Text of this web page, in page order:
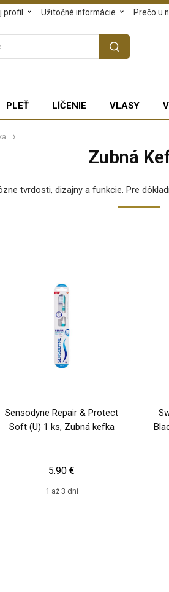
profil Užitočné informácie Prečo u
PLEŤ LÍČENIE VLASY
Zubná
tvrdosti, dizajny a funkcie. Pre
Sensodyne Repair & Protect
Soft (U) 1 ks, Zubná kefka
1 až 3 dni
5.90 €